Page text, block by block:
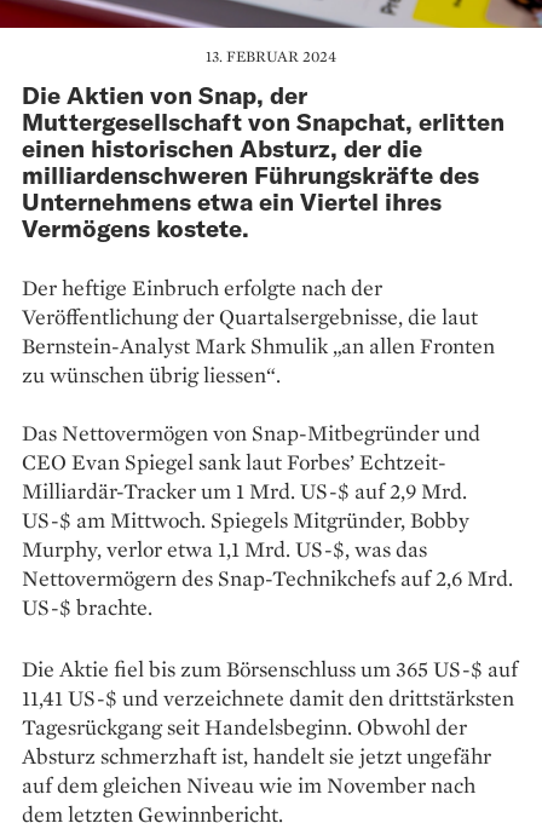
13. FEBRUAR 2024
Die Aktien von Snap, der
Muttergesellschaft von Snapchat, erlitten
einen historischen Absturz, der die
milliardenschweren Führungskräfte des
Unternehmens etwa ein Viertel ihres
Vermögens kostete.
Der heftige Einbruch erfolgte nach der
Veröffentlichung der Quartalsergebnisse, die laut
Bernstein-Analyst Mark Shmulik „an allen Fronten
zu wünschen übrig liessen“.
Das Nettovermögen von Snap-Mitbegründer und
CEO Evan Spiegel sank laut Forbes’ Echtzeit-
Milliardär-Tracker um 1 Mrd. US-$ auf 2,9 Mrd.
US-$ am Mittwoch. Spiegels Mitgründer, Bobby
Murphy, verlor etwa 1,1 Mrd. US-$, was das
Nettovermögern des Snap-Technikchefs auf 2,6 Mrd.
US-$ brachte.
Die Aktie fiel bis zum Börsenschluss um 365 US-$ auf
11,41 US-$ und verzeichnete damit den drittstärksten
Tagesrückgang seit Handelsbeginn. Obwohl der
Absturz schmerzhaft ist, handelt sie jetzt ungefähr
auf dem gleichen Niveau wie im November nach
dem letzten Gewinnbericht.